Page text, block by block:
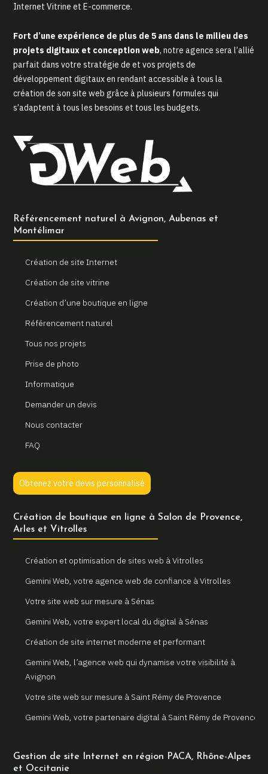
Internet Vitrine et E-commerce.
Fort d’une expérience de plus de 5 ans dans le milieu des
projets digitaux et conception web, notre agence sera l’allié
parfait dans votre stratégie de et vos projets de
développement digitaux en rendant accessible à tous la
création de son site web grâce à plusieurs formules qui
s’adaptent à tous les besoins et tous les budgets.
Référencement naturel à Avignon, Aubenas et
Montélimar
Création de site Internet
Création de site vitrine
Création d’une boutique en ligne
Référencement naturel
Tous nos projets
Prise de photo
Informatique
Demander un devis
Nous contacter
FAQ
Obtenez votre devis personnalisé
Création de boutique en ligne à Salon de Provence,
Arles et Vitrolles
Création et optimisation de sites web à Vitrolles
Gemini Web, votre agence web de confiance à Vitrolles
Votre site web sur mesure à Sénas
Gemini Web, votre expert local du digital à Sénas
Création de site internet moderne et performant
Gemini Web, l’agence web qui dynamise votre visibilité à
Avignon
Votre site web sur mesure à Saint Rémy de Provence
Gemini Web, votre partenaire digital à Saint Rémy de Provence
Votre agence web locale Gemini Web à Arles
Gestion de site Internet en région PACA, Rhône-Alpes
et Occitanie